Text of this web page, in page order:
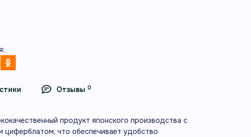
Отзывы 0
продукт японского производства с
циферблатом, что обеспечивает удобство